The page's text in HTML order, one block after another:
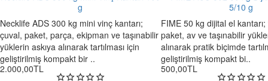
hassasiyet seviyesinde klima, pencere, kapı hareketi veya masa
Fanus kullanımı, küçük miktarlı numunelerde daha stabil ve
tipi gramaj işlemleri ve kuyumcu atölyesi gibi hassas ölçüm yapılan
Ø120 mm Dairesel Kefe
g
Necklife ADS 300 kg mini vinç kantarı;
çuval, paket, parça, ekipman ve taşınabilir
yüklerin askıya alınarak tartılması için
geliştirilmiş kompakt bir ..
2.000,00TL
5/10 g
FIME 50 kg dijital el
paket, av ve taşınabilir
alınarak pratik biçimde
geliştirilmiş kompakt bi..
500,00TL